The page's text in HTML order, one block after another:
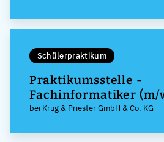
Schülerpraktikum
Praktikumsstelle -
Fachinformatiker (m/
bei Krug & Priester GmbH & Co. KG